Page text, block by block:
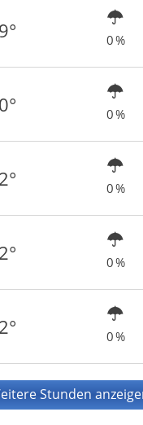
0 %
0 %
0 %
0 %
0 %
Stunden